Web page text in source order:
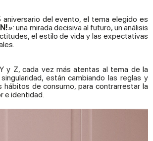
del evento, el tema elegido es
»: una mirada decisiva al futuro, un análisis
el estilo de vida y las expectativas
y Z, cada vez más atentas al tema de la
están cambiando las reglas y
hábitos de consumo, para contrarrestar la
e identidad.